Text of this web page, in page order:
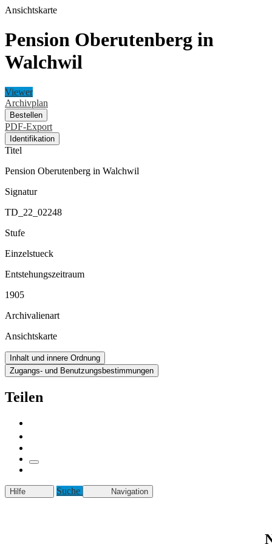
Ansichtskarte
Pension Oberutenberg in
Walchwil
Viewer
Archivplan
Bestellen
PDF-Export
Identifikation
Titel
Pension Oberutenberg in Walchwil
Signatur
TD_22_02248
Stufe
Einzelstueck
Entstehungszeitraum
1905
Archivalienart
Ansichtskarte
Inhalt und innere Ordnung
Zugangs- und Benutzungsbestimmungen
Teilen
Hilfe Suche Navigation